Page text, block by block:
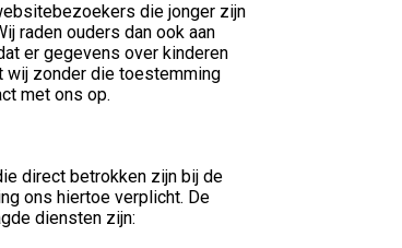
die jonger zijn
raden ouders dan ook aan
er gegevens over kinderen
wij zonder die toestemming
met ons op.
direct betrokken zijn bij de
ons hiertoe verplicht. De
diensten zijn: